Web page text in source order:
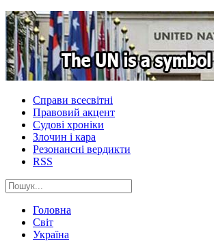
Справи всесвітні
Правовий акцент
Судові хроніки
Злочин і кара
Резонансні вердикти
RSS
Головна
Світ
Україна